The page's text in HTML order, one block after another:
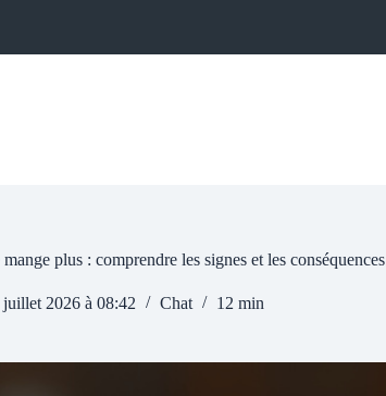
plus : comprendre les signes et les conséquences
juillet 2026 à 08:42 Chat 12 min